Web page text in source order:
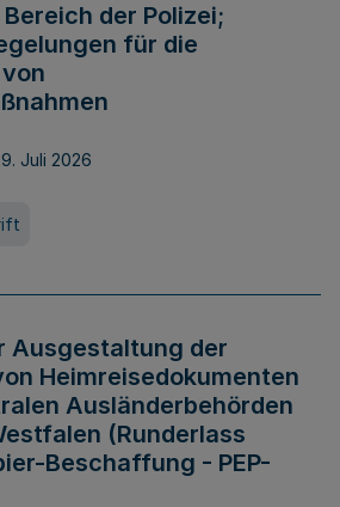
der Polizei;
für die
Juli 2026
Ausgestaltung der
Heimreisedokumenten
Ausländerbehörden
(Runderlass
Beschaffung - PEP-